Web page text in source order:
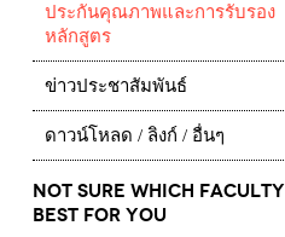
ประกันคุณภาพและการรับรอง
หลักสูตร
ข่าวประชาสัมพันธ์
ดาวน์โหลด / ลิงก์ / อื่นๆ
Not Sure which Faculty
best for you